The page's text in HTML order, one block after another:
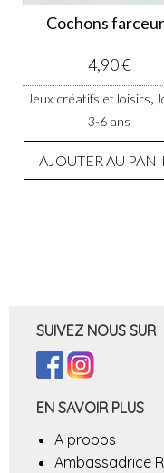
Cochons
4,90€
Jeux créatifs et loisirs,
3-6 ans
AJOUTER AU
SUIVEZ NOUS SUR
EN SAVOIR PLUS
A propos
Ambassadrice